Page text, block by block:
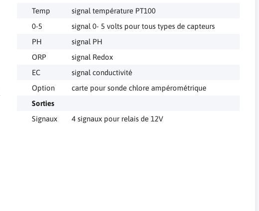
Temp
signal température PT100
0-5
signal 0- 5 volts pour tous types de capteurs
PH
signal PH
ORP
signal Redox
EC
signal conductivité
Option
carte pour sonde chlore ampérométrique
Sorties
Signaux
4 signaux pour relais de 12V